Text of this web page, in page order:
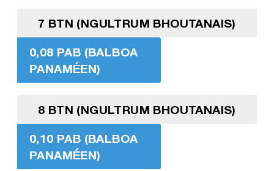
7 BTN (NGULTRUM BHOUTANAIS)
0,08 PAB (BALBOA
PANAMÉEN)
8 BTN (NGULTRUM BHOUTANAIS)
0,10 PAB (BALBOA
PANAMÉEN)